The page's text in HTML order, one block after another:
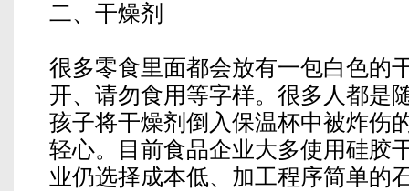
二、干燥剂
很多零食里面都会放有一包白色的
开、请勿食用等字样。很多人都是
孩子将干燥剂倒入保温杯中被炸伤
轻心。目前食品企业大多使用硅胶
业仍选择成本低、加工程序简单的